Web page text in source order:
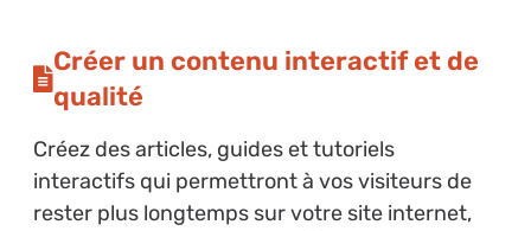
Créer un contenu interactif et de
qualité
Créez des articles, guides et tutoriels
interactifs qui permettront à vos visiteurs de
rester plus longtemps sur votre site internet,